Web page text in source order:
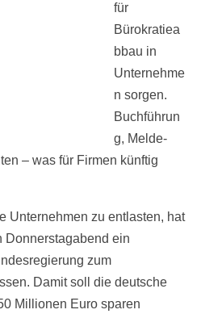
für
Bürokratiea
bbau in
Unternehme
n sorgen.
Buchführun
g, Melde-
– was für Firmen künftig
Unternehmen zu entlasten, hat
Donnerstagabend ein
zum
Damit soll die deutsche
Millionen Euro sparen